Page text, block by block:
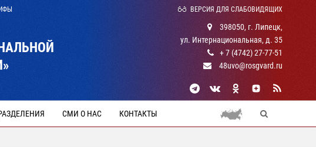
ВЕРСИЯ ДЛЯ СЛАБОВИДЯЩИХ
398050, г. Липецк,
ул. Интернациональная, д. 35
+ 7 (4742) 27-77-51
48uvo@rosgvard.ru
СМИ О НАС КОНТАКТЫ